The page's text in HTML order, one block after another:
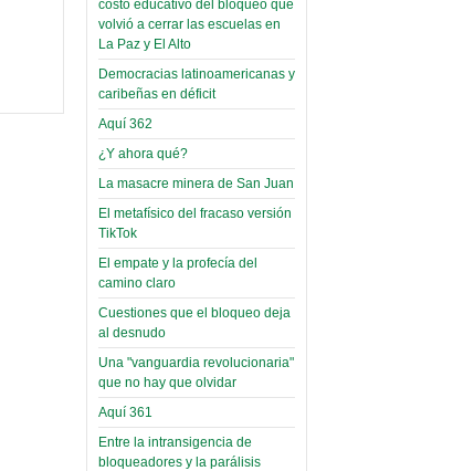
Leer Más...
Docentes y estudiantes de
Trabajo Social de la UMSA
elegirán directora
Viernes, 14 Octubre 2022
Leer Más...
“Tuna Femenina San Andrés”
toca y canta con coraje
Miércoles, 14 Septiembre 2022
Leer Más...
Posesionan a dirigentes de
Asociación de Docentes
Domingo, 14 Agosto 2022
Leer Más...
parcialmente
El Infamatorio
Miércoles, 09 Diciembre 2020
Read more...
Interpretación
de un álbum de
narco-fotos
(Miscelánea
Palaciega 8)
El Infamatorio
Miércoles, 19 Junio 2019
Read more...
Cosmética
descolonizadora
(Miscelánea
palaciega 7)
El Infamatorio
costo educativo del bloqueo que
volvió a cerrar las escuelas en
La Paz y El Alto
Democracias latinoamericanas y
caribeñas en déficit
Aquí 362
¿Y ahora qué?
La masacre minera de San Juan
El metafísico del fracaso versión
TikTok
El empate y la profecía del
camino claro
Cuestiones que el bloqueo deja
al desnudo
Una "vanguardia revolucionaria"
que no hay que olvidar
Aquí 361
Entre la intransigencia de
bloqueadores y la parálisis